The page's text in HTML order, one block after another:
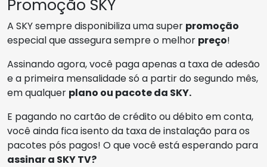
Promoção SKY
A SKY sempre disponibiliza uma super promoção
especial que assegura sempre o melhor preço!
Assinando agora, você paga apenas a taxa de adesão
e a primeira mensalidade só a partir do segundo mês,
em qualquer plano ou pacote da SKY.
E pagando no cartão de crédito ou débito em conta,
você ainda fica isento da taxa de instalação para os
pacotes pós pagos! O que você está esperando para
assinar a SKY TV?